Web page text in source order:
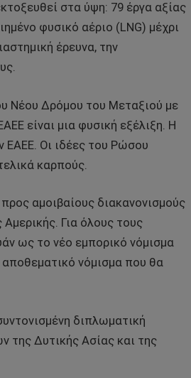
στα ύψη: 79 έργα αξίας
φυσικό αέριο (LNG) μέχρι
έρευνα, την
Νέου Δρόμου του Μεταξιού με
είναι μια φυσική εξέλιξη. Η
ΕΑΕΕ. Οι ιδέες του Ρώσου
καρπούς.
αμοιβαίους διακανονισμούς
Αμερικής. Για όλους τους
ως το νέο εμπορικό νόμισμα
αποθεματικό νόμισμα που θα
διπλωματική
της Δυτικής Ασίας και της